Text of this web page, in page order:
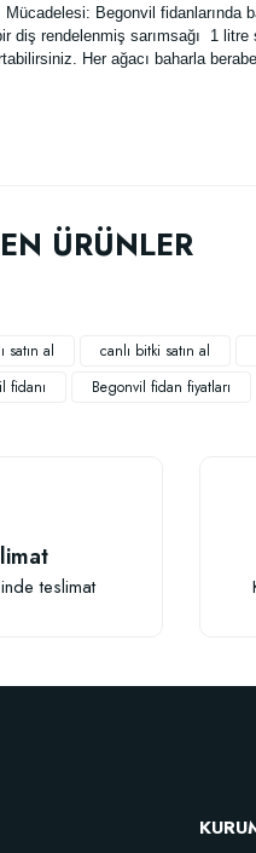
Mücadelesi: Begonvil fidanlarında
diş rendelenmiş sarımsağı 1 litre
Her ağacı baharla
bulunuyor.
daha pahalı.
ÜRÜNLER
satın al canlı bitki satın al
fidanı
Begonvil fidan fiyatları
teslimat